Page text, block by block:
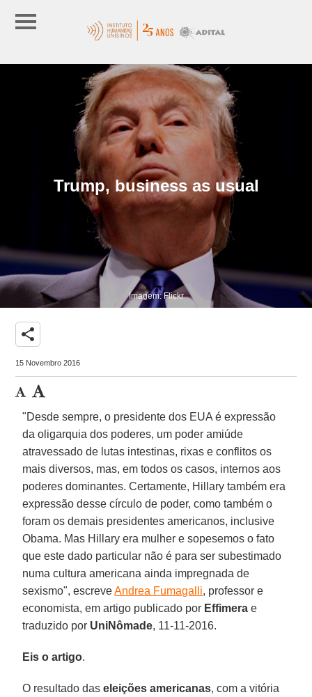
Trump, business as usual
Imagem: Flickr
share
15 Novembro 2016
"Desde sempre, o presidente dos EUA é expressão
da oligarquia dos poderes, um poder amiúde
atravessado de lutas intestinas, rixas e conflitos os
mais diversos, mas, em todos os casos, internos aos
poderes dominantes. Certamente, Hillary também era
expressão desse círculo de poder, como também o
foram os demais presidentes americanos, inclusive
Obama. Mas Hillary era mulher e sopesemos o fato
que este dado particular não é para ser subestimado
numa cultura americana ainda impregnada de
sexismo", escreveAndrea Fumagalli, professor e
economista, em artigo publicado por Effimera e
traduzido por UniNômade, 11-11-2016.
Eis o artigo.
O resultado daseleições americanas, com a vitória